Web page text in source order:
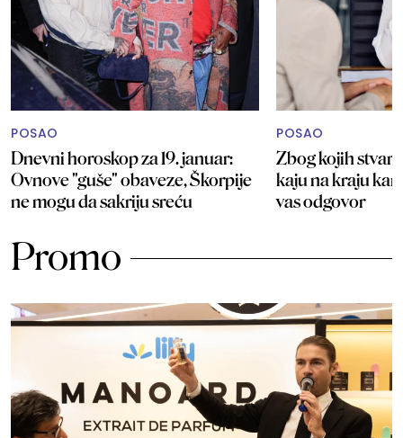
POSAO
Dnevni horoskop za 19. januar:
Ovnove "guše" obaveze, Škorpije
ne mogu da sakriju sreću
POSAO
Zbog kojih stvari
kaju na kraju
vas odgovor
Promo